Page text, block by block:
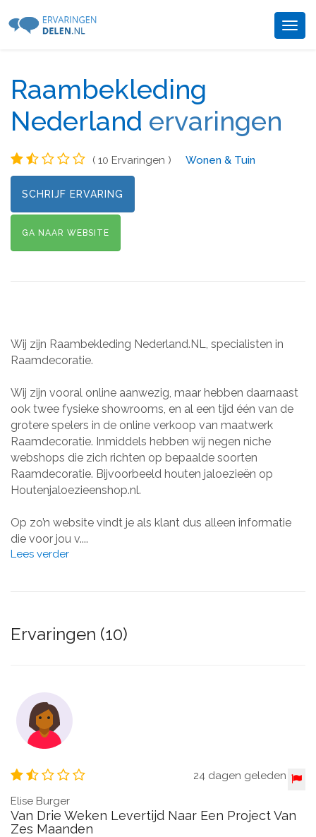
Raambekleding
Nederland ervaringen
( 10 Ervaringen ) Wonen & Tuin
SCHRIJF ERVARING
GA NAAR WEBSITE
Wij zijn Raambekleding Nederland.NL, specialisten in
Raamdecoratie.
Wij zijn vooral online aanwezig, maar hebben daarnaast
ook twee fysieke showrooms, en al een tijd één van de
grotere spelers in de online verkoop van maatwerk
Raamdecoratie. Inmiddels hebben wij negen niche
webshops die zich richten op bepaalde soorten
Raamdecoratie. Bijvoorbeeld houten jaloezieën op
Houtenjaloezieenshop.nl.
Op zo’n website vindt je als klant dus alleen informatie
die voor jou v....
Lees verder
Ervaringen (10)
24 dagen geleden
Elise Burger
Van Drie Weken Levertijd Naar Een Project Van
Zes Maanden